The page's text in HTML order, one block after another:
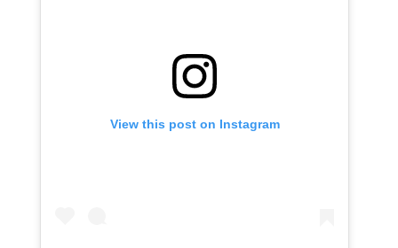
View this post on Instagram